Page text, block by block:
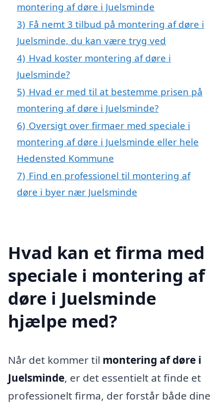
montering af døre i Juelsminde
3) Få nemt 3 tilbud på montering af døre i
Juelsminde, du kan være tryg ved
4) Hvad koster montering af døre i
Juelsminde?
5) Hvad er med til at bestemme prisen på
montering af døre i Juelsminde?
6) Oversigt over firmaer med speciale i
montering af døre i Juelsminde eller hele
Hedensted Kommune
7) Find en professionel til montering af
døre i byer nær Juelsminde
Hvad kan et firma med
speciale i montering af
døre i Juelsminde
hjælpe med?
Når det kommer til montering af døre i
Juelsminde, er det essentielt at finde et
professionelt firma, der forstår både dine